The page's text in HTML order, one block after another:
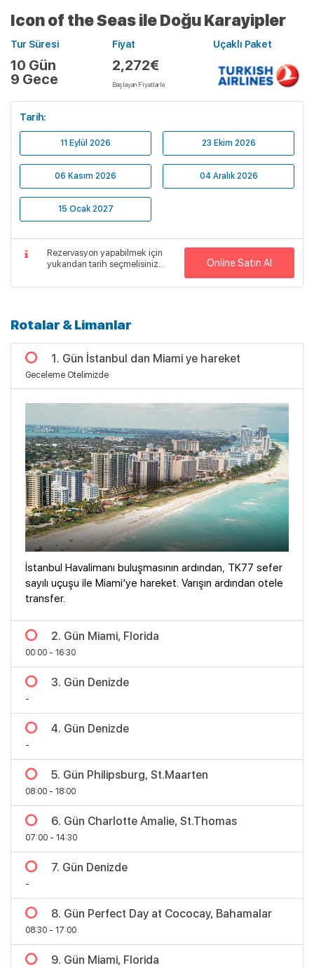
Bölgeler
Icon of the Seas ile Doğu Karayipler
Tur Süresi
10 Gün
9 Gece
Fiyat
2,272€
Başlayan Fiyatlarla
Uçaklı Paket
Tarih:
11 Eylül 2026 23 Ekim 2026
06 Kasım 2026 04 Aralık 2026
15 Ocak 2027
Rezervasyon yapabilmek için
yukarıdan tarih seçmelisiniz...
Online Satın Al
Rotalar & Limanlar
1. Gün İstanbul dan Miami ye hareket
Geceleme Otelimizde
İstanbul Havalimanı buluşmasının ardından, TK77 sefer
sayılı uçuşu ile Miami’ye hareket. Varışın ardından otele
transfer.
2. Gün Miami, Florida
00:00 - 16:30
3. Gün Denizde
-
4. Gün Denizde
-
5. Gün Philipsburg, St.Maarten
08:00 - 18:00
6. Gün Charlotte Amalie, St.Thomas
07:00 - 14:30
7. Gün Denizde
-
8. Gün Perfect Day at Cococay, Bahamalar
08:30 - 17:00
9. Gün Miami, Florida